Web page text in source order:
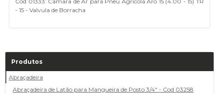
- 15 - Valvula de Borracha
Produtos
Abraçadeira
Abraçadeira de Latão para Mangueira de Posto 3/4" - Cod 03258